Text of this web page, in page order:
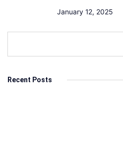
January 12, 2025
Recent Posts